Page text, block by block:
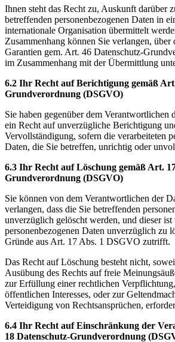
Ihnen steht das Recht zu, Auskunft darüber
betreffenden personenbezogenen Daten in
internationale Organisation übermittelt
Zusammenhang können Sie verlangen, über
Garantien gem. Art. 46 Datenschutz-
im Zusammenhang mit der Übermittlung
6.2 Ihr Recht auf Berichtigung gemäß
Grundverordnung (DSGVO)
Sie haben gegenüber dem Verantwortlichen
ein Recht auf unverzügliche Berichtigung
Vervollständigung, sofern die verarbeiteten
Daten, die Sie betreffen, unrichtig oder
6.3 Ihr Recht auf Löschung gemäß Art.
Grundverordnung (DSGVO)
Sie können von dem Verantwortlichen der
verlangen, dass die Sie betreffenden
unverzüglich gelöscht werden, und dieser
personenbezogenen Daten unverzüglich zu
Gründe aus Art. 17 Abs. 1 DSGVO zutrifft.
Das Recht auf Löschung besteht nicht,
Ausübung des Rechts auf freie
zur Erfüllung einer rechtlichen
öffentlichen Interesses, oder zur
Verteidigung von Rechtsansprüchen,
6.4 Ihr Recht auf Einschränkung der
18 Datenschutz-Grundverordnung